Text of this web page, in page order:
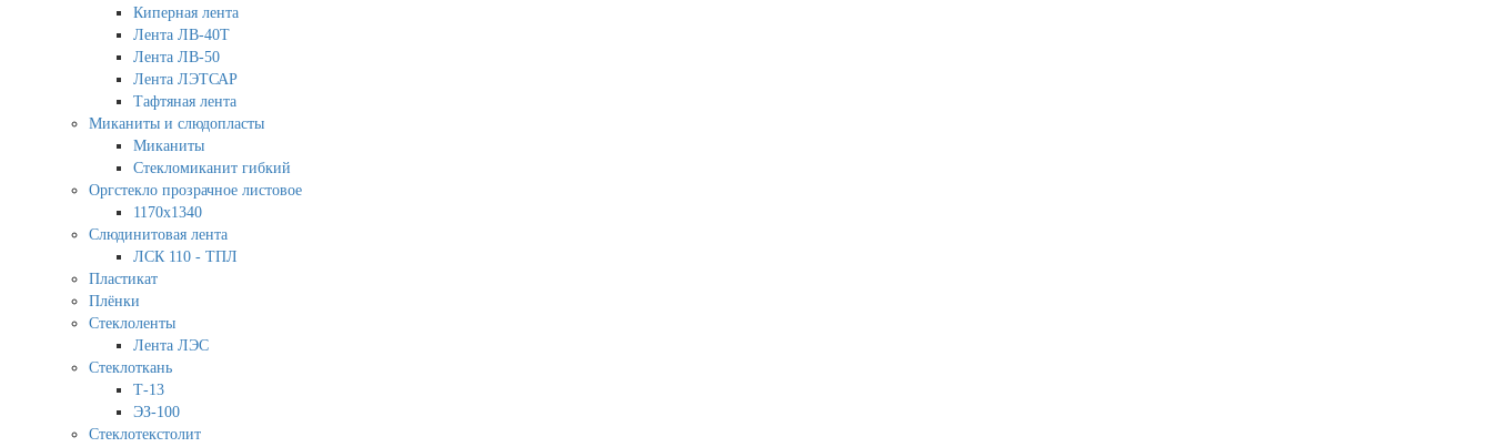
Киперная лента
Лента ЛВ-40Т
Лента ЛВ-50
Лента ЛЭТСАР
Тафтяная лента
Миканиты и слюдопласты
Миканиты
Стекломиканит гибкий
Оргстекло прозрачное листовое
1170х1340
Слюдинитовая лента
ЛСК 110 - ТПЛ
Пластикат
Плёнки
Стеклоленты
Лента ЛЭС
Стеклоткань
Т-13
ЭЗ-100
Стеклотекстолит